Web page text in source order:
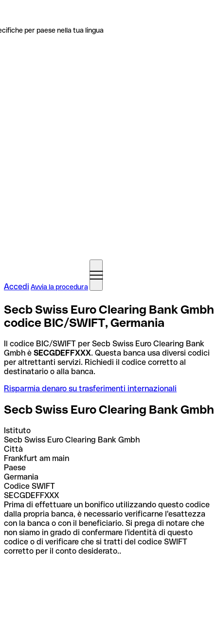
per paese nella tua lingua
Accedi Avvia la procedura
Secb Swiss Euro Clearing Bank Gmbh
codice BIC/SWIFT, Germania
Il codice BIC/SWIFT per Secb Swiss Euro Clearing Bank
Gmbh è SECGDEFFXXX. Questa banca usa diversi codici
per altrettanti servizi. Richiedi il codice corretto al
destinatario o alla banca.
Risparmia denaro su trasferimenti internazionali
Secb Swiss Euro Clearing Bank Gmbh
Istituto
Secb Swiss Euro Clearing Bank Gmbh
Città
Frankfurt am main
Paese
Germania
Codice SWIFT
SECGDEFFXXX
Prima di effettuare un bonifico utilizzando questo codice
dalla propria banca, è necessario verificarne l'esattezza
con la banca o con il beneficiario. Si prega di notare che
non siamo in grado di confermare l'identità di questo
codice o di verificare che si tratti del codice SWIFT
corretto per il conto desiderato..